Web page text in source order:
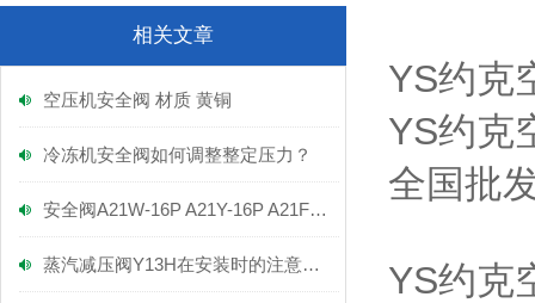
相关文章
空压机安全阀 材质 黄铜
冷冻机安全阀如何调整整定压力？
安全阀A21W-16P A21Y-16P A21F-16P
蒸汽减压阀Y13H在安装时的注意事项！
YS约克
YS约克
全国批
YS约克